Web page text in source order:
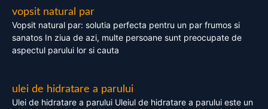
vopsit natural par
Vopsit natural par: solutia perfecta pentru un par frumos si
sanatos In ziua de azi, multe persoane sunt preocupate de
aspectul parului lor si cauta
ulei de hidratare a parului
Ulei de hidratare a parului Uleiul de hidratare a parului este un